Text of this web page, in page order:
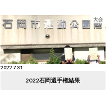
大会
2022.7.31
2022石岡選手権結果